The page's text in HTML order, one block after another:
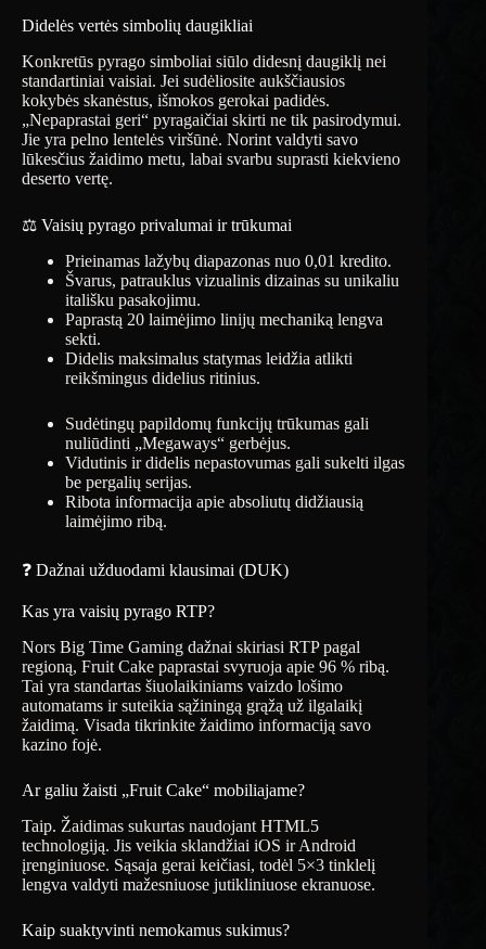
Didelės vertės simbolių daugikliai
Konkretūs pyrago simboliai siūlo didesnį daugiklį nei
standartiniai vaisiai. Jei sudėliosite aukščiausios
kokybės skanėstus, išmokos gerokai padidės.
„Nepaprastai geri“ pyragaičiai skirti ne tik pasirodymui.
Jie yra pelno lentelės viršūnė. Norint valdyti savo
lūkesčius žaidimo metu, labai svarbu suprasti kiekvieno
deserto vertę.
⚖️ Vaisių pyrago privalumai ir trūkumai
Prieinamas lažybų diapazonas nuo 0,01 kredito.
Švarus, patrauklus vizualinis dizainas su unikaliu
itališku pasakojimu.
Paprastą 20 laimėjimo linijų mechaniką lengva
sekti.
Didelis maksimalus statymas leidžia atlikti
reikšmingus didelius ritinius.
Sudėtingų papildomų funkcijų trūkumas gali
nuliūdinti „Megaways“ gerbėjus.
Vidutinis ir didelis nepastovumas gali sukelti ilgas
be pergalių serijas.
Ribota informacija apie absoliutų didžiausią
laimėjimo ribą.
❓ Dažnai užduodami klausimai (DUK)
Kas yra vaisių pyrago RTP?
Nors Big Time Gaming dažnai skiriasi RTP pagal
regioną, Fruit Cake paprastai svyruoja apie 96 % ribą.
Tai yra standartas šiuolaikiniams vaizdo lošimo
automatams ir suteikia sąžiningą grąžą už ilgalaikį
žaidimą. Visada tikrinkite žaidimo informaciją savo
kazino fojė.
Ar galiu žaisti „Fruit Cake“ mobiliajame?
Taip. Žaidimas sukurtas naudojant HTML5
technologiją. Jis veikia sklandžiai iOS ir Android
įrenginiuose. Sąsaja gerai keičiasi, todėl 5×3 tinklelį
lengva valdyti mažesniuose jutikliniuose ekranuose.
Kaip suaktyvinti nemokamus sukimus?